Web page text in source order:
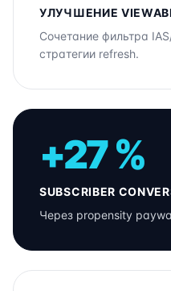
УЛУЧШЕНИЕ
Сочетание фильтра
стратегии refresh.
+27 %
SUBSCRIBER
Через propensity